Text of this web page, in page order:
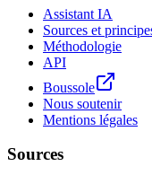
Assistant IA
Sources et
Méthodologie
API
Boussole
Nous soutenir
Mentions légales
Sources